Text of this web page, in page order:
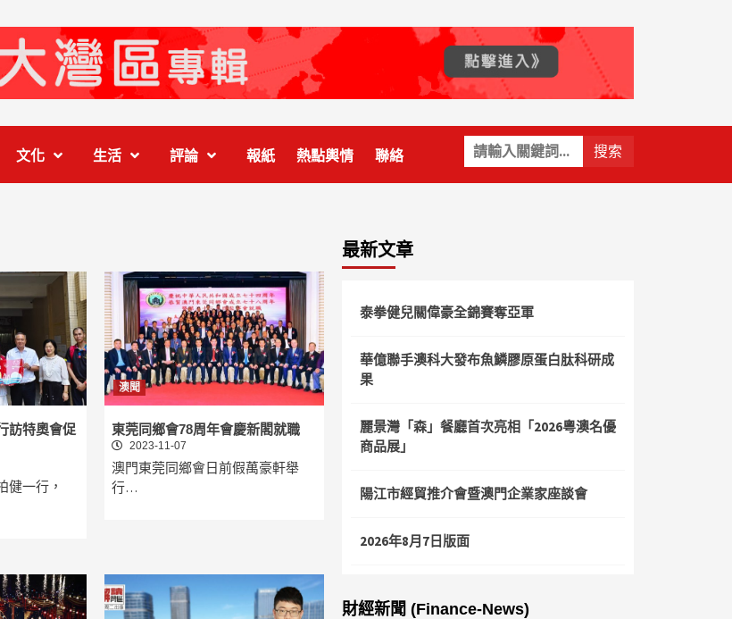
關
鍵
字:
文化 生活 評論 報紙 熱點輿情 聯絡
訪特奧會促
健一行，
澳聞
東莞同鄉會78周年會慶新閣就職
2023-11-07
澳門東莞同鄉會日前假萬豪軒舉
行…
最新文章
泰拳健兒關偉豪全錦賽奪亞軍
華億聯手澳科大發布魚鱗膠原蛋白肽科研成
果
麗景灣「森」餐廳首次亮相「2026粵澳名優
商品展」
陽江市經貿推介會暨澳門企業家座談會
2026年8月7日版面
財經新聞 (Finance-News)